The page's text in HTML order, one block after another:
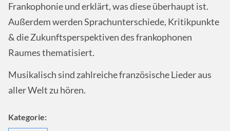
Frankophonie und erklärt, was diese überhaupt ist.
Außerdem werden Sprachunterschiede, Kritikpunkte
& die Zukunftsperspektiven des frankophonen
Raumes thematisiert.
Musikalisch sind zahlreiche französische Lieder aus
aller Welt zu hören.
Kategorie: